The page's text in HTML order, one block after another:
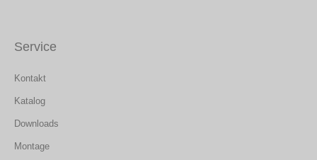
Service
Kontakt
Katalog
Downloads
Montage